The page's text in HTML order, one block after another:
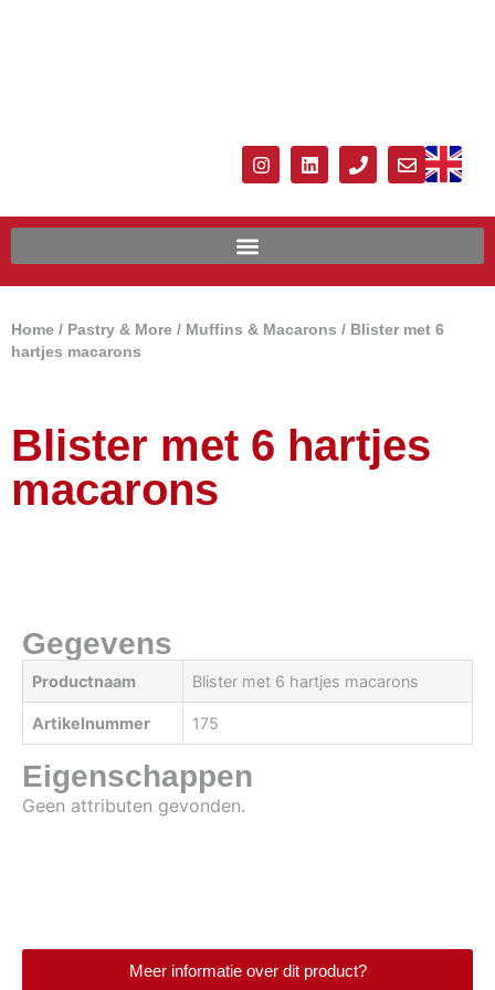
Home / Pastry & More / Muffins & Macarons / Blister met 6
hartjes macarons
Blister met 6 hartjes
macarons
Gegevens
Productnaam Blister met 6 hartjes macarons
Artikelnummer 175
Eigenschappen
Geen attributen gevonden.
Meer informatie over dit product?